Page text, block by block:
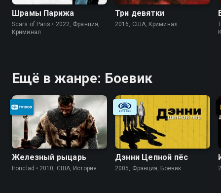
Шрамы Парижа
Scars of Paris • 2022, Франция,
Криминал
Три девятки
2016, США, Криминал
Ещё в жанре: Боевик
Железный рыцарь
Ironclad • 2010, США, История
Дэнни Цепной пёс
2005, Франция, Боевик